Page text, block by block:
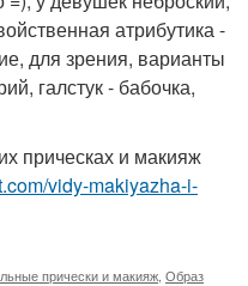
атрибутика -
для зрения, варианты
галстук - бабочка,
прическах и макияж
vidy-makiyazha-i-
прически и макияж Образ